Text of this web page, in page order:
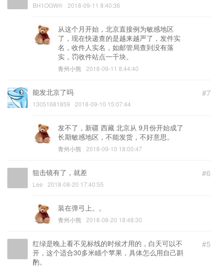
BH1OGW® 2018-09-11 8:40:36
从这个月开始，北京直接例为敏感地区
了，现在快递查的是越来越严了，发件实
名，收件人实名，如邮管局查到没有落
实，罚收件站点一千块。
青州小熊 2018-09-11 8:44:40
#7
能发北京了吗
13051681859 2018-09-10 15:07:44
发不了，新疆 西藏 北京从 9月份开始成了
长期敏感地区，不能发货，不好意思。
青州小熊 2018-09-10 18:00:47
#6
狙击镜有了，就差
Lee 2018-08-20 17:40:55
装在弹弓上。。
青州小熊 2018-08-20 18:48:30
#5
红绿是晚上看不见标线的时候才用的，白天可以不
开，这个适合30多米瞄个苹果，具体怎么用自己斟
酌。